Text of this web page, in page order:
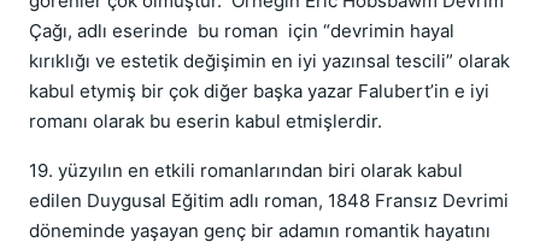
Çağı, adlı eserinde bu roman için “devrimin hayal
kırıklığı ve estetik değişimin en iyi yazınsal tescili” olarak
kabul etymiş bir çok diğer başka yazar Falubert’in e iyi
romanı olarak bu eserin kabul etmişlerdir.
19. yüzyılın en etkili romanlarından biri olarak kabul
edilen Duygusal Eğitim adlı roman, 1848 Fransız Devrimi
döneminde yaşayan genç bir adamın romantik hayatını